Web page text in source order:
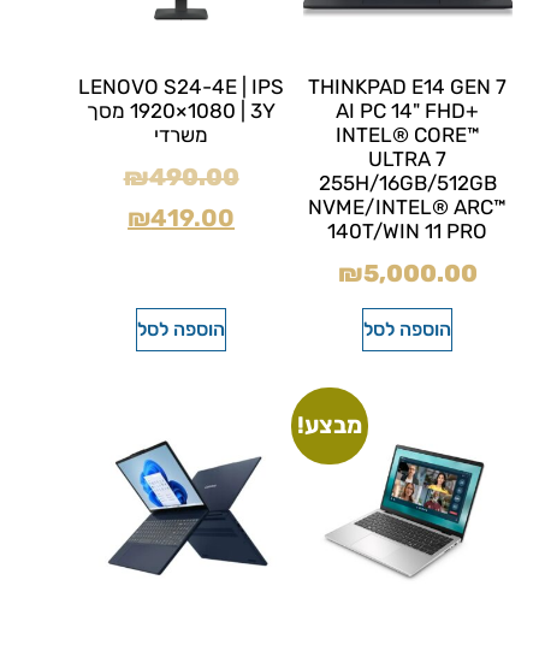
THINKPAD E14 GEN 7
AI PC 14" FHD+
INTEL® CORE™
ULTRA 7
255H/16GB/512GB
NVME/INTEL® ARC™
140T/WIN 11 PRO
₪5,000.00
הוספה לסל
LENOVO S24-4E | IPS
1920×1080 | 3Y מסך
משרדי
₪490.00
₪419.00
הוספה לסל
מבצע!